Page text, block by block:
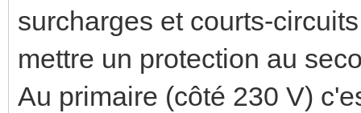
surcharges et courts-
mettre un protection au
Au primaire (côté 230 V)